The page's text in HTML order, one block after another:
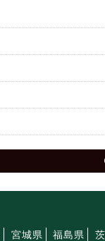
宮城県 福島県